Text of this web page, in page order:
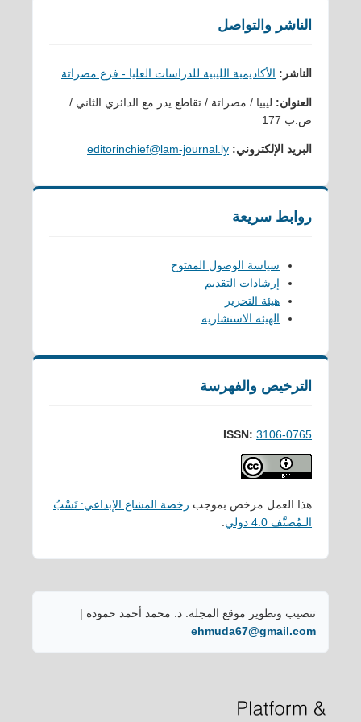
الناشر والتواصل
الناشر: الأكاديمية الليبية للدراسات العليا - فرع مصراتة
العنوان: ليبيا / مصراتة / تقاطع يدر مع الدائري الثاني /
ص.ب 177
البريد الإلكتروني: editorinchief@lam-journal.ly
روابط سريعة
سياسة الوصول المفتوح
إرشادات التقديم
هيئة التحرير
الهيئة الاستشارية
الترخيص والفهرسة
ISSN: 3106-0765
هذا العمل مرخص بموجب رخصة المشاع الإبداعي: نَسْبُ
الـمُصنَّف 4.0 دولي
تنصيب وتطوير موقع المجلة: د. محمد أحمد حمودة |
ehmuda67@gmail.com